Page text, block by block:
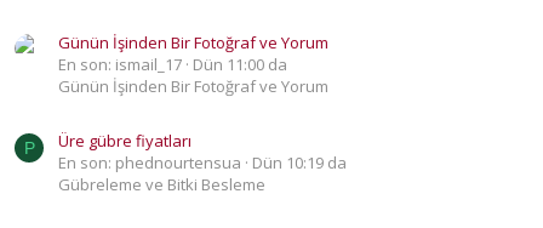
Günün İşinden Bir Fotoğraf ve Yorum
En son: ismail_17 Dün 11:00 da
Günün İşinden Bir Fotoğraf ve Yorum
P
Üre gübre fiyatları
En son: phednourtensua
Dün 10:19 da
Gübreleme ve Bitki Besleme